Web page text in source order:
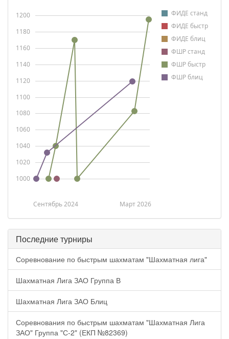
ФИДЕ станд
ФИДЕ быстр
ФИДЕ блиц
ФШР станд
ФШР быстр
ФШР блиц
Сентябрь 2024 Март 2026
1000
1020
1040
1060
1080
1100
1120
1140
1160
1180
1200
Последние турниры
Соревнование по быстрым шахматам "Шахматная лига"
Шахматная Лига ЗАО Группа В
Шахматная Лига ЗАО Блиц
Соревнования по быстрым шахматам "Шахматная Лига
ЗАО" Группа "С-2" (ЕКП №82369)